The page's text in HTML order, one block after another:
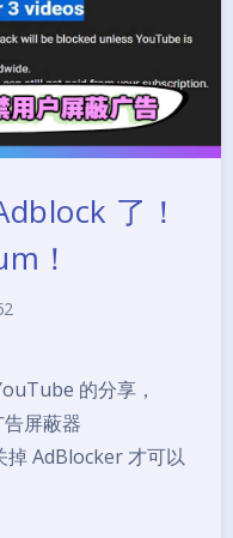
了！
！
的分享，
屏蔽器
掉 AdBlocker 才可以